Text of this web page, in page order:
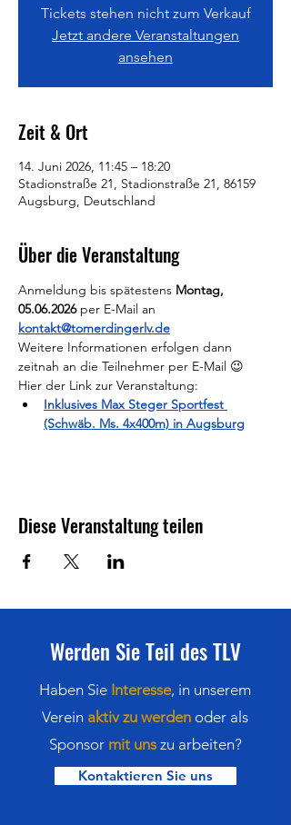
Tickets stehen nicht zum Verkauf
Jetzt andere Veranstaltungen
ansehen
Zeit & Ort
14. Juni 2026, 11:45 – 18:20
Stadionstraße 21, Stadionstraße 21, 86159
Augsburg, Deutschland
Über die Veranstaltung
Anmeldung bis spätestens Montag,
05.06.2026 per E-Mail an
kontakt@tomerdingerlv.de
Weitere Informationen erfolgen dann
zeitnah an die Teilnehmer per E-Mail 😉
Hier der Link zur Veranstaltung:
Inklusives Max Steger Sportfest
(Schwäb. Ms. 4x400m) in Augsburg
Diese Veranstaltung teilen
Werden Sie Teil des TLV
Haben Sie Interesse, in unserem
Verein aktiv zu werden oder als
Sponsor mit unszu arbeiten?
Kontaktieren Sie uns